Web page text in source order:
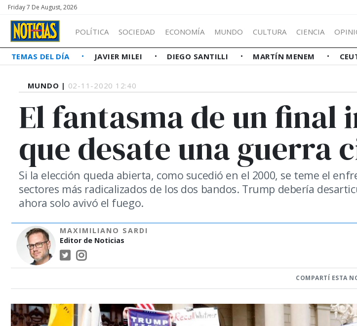
Friday 7 De August, 2026
POLÍTICA SOCIEDAD ECONOMÍA MUNDO CULTURA CIENCIA
TEMAS DEL DÍA JAVIER MILEI DIEGO SANTILLI MARTÍN MENEM
MUNDO | 02-11-2020 12:40
El fantasma de un final
que desate una guerra
Si la elección queda abierta, como sucedió en el 2000, se teme el
sectores más radicalizados de los dos bandos. Trump debería
ahora solo avivó el fuego.
MAXIMILIANO SARDI
Editor de Noticias
COMPARTÍ ESTA